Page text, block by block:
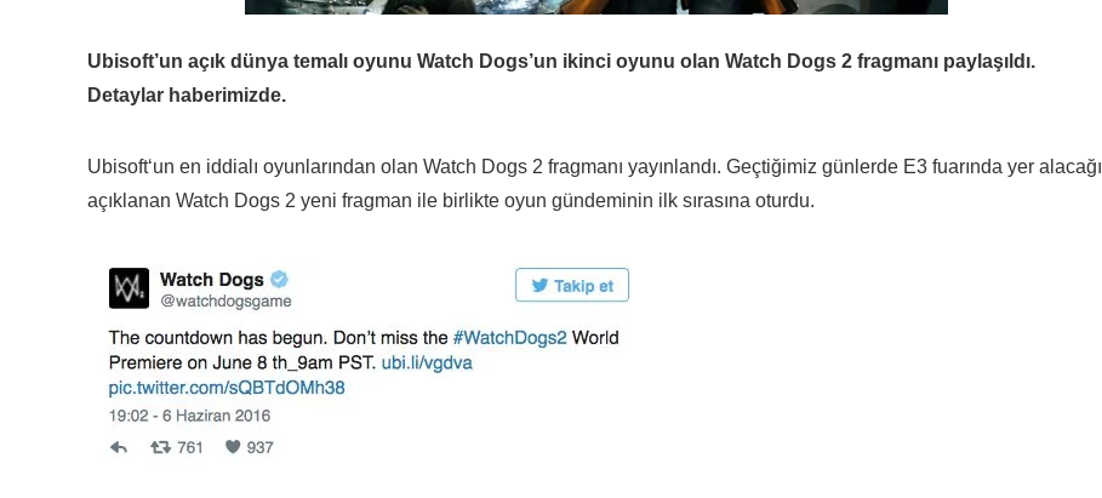
Ubisoft’un açık dünya temalı oyunu Watch Dogs’un ikinci oyunu olan Watch Dogs 2 fragmanı paylaşıldı.
Detaylar haberimizde.
Ubisoft‘un en iddialı oyunlarından olan Watch Dogs 2 fragmanı yayınlandı. Geçtiğimiz günlerde E3 fuarında yer alacağı
açıklanan Watch Dogs 2 yeni fragman ile birlikte oyun gündeminin ilk sırasına oturdu.